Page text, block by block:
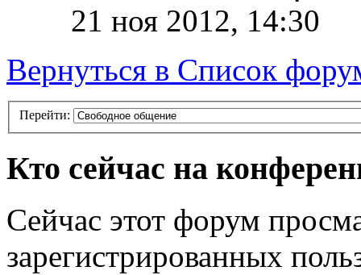
21 ноя 2012, 14:30
Вернуться в Список
Перейти:
Кто сейчас на
Сейчас этот форум
зарегистрированных